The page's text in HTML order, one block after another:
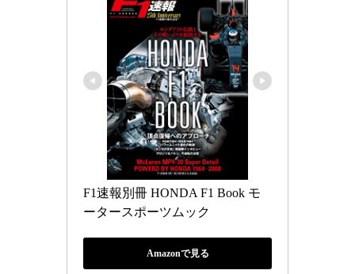
F1速報別冊 HONDA F1 Book モ
ータースポーツムック
Amazonで見る